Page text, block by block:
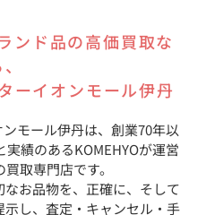
ンド品の高価買取な
ーイオンモール伊丹
ンモール伊丹は、創業70年以
実績のあるKOMEHYOが運営
取専門店です。
お品物を、正確に、そして
し、査定・キャンセル・手